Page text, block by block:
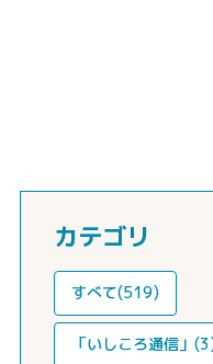
カテゴリ
すべて(519)
「いしころ通信」